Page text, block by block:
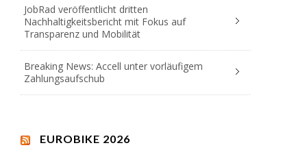
JobRad veröffentlicht dritten
Nachhaltigkeitsbericht mit Fokus auf
Transparenz und Mobilität
Breaking News: Accell unter vorläufigem
Zahlungsaufschub
EUROBIKE 2026